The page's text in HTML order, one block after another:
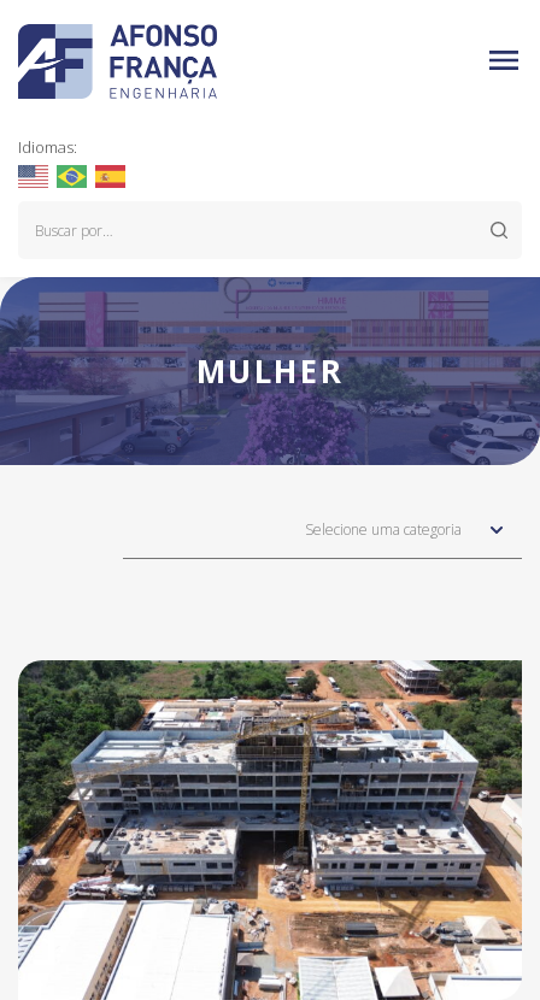
Idiomas:
MULHER
Selecione uma categoria